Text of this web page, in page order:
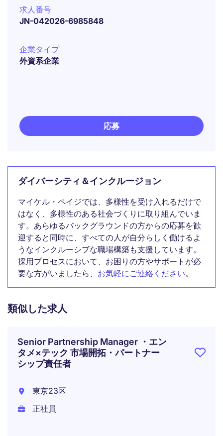
求人番号
JN-042026-6985848
企業タイプ
外資系企業
応募
ダイバーシティ＆インクルージョン
マイケル・ペイジでは、多様性を受け入れるだけで
はなく、多様性のある社会づくりに取り組んでいま
す。あらゆるバックグラウンドの方からの応募を歓
迎すると同時に、すべての人が自分らしく働けるよ
うなインクルーシブな職場構築も支援しています。
採用プロセスにおいて、お困りの方やサポートが必
要な方がいましたら、 お気軽にご連絡ください。
類似した求人
Senior Partnership Manager ・エン
タメ×テック 市場開拓・パートナー
シップ責任者
東京23区
正社員